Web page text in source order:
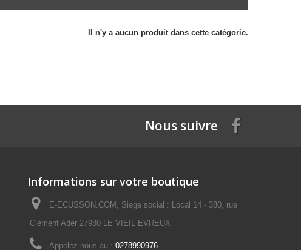
Il n'y a aucun produit dans cette catégorie.
Nous suivre
Informations sur votre boutique
E-ECUSSON.COM, Siege social : Local 14 - 380, rue
Clément Ader 27930 LE VIEIL EVREUX
Appelez-nous au : 0278990976